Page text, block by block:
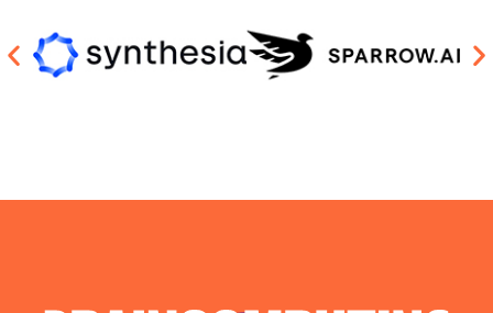
Llm Asti
Piattaforma Ai Asti
Sviluppo Software Asti